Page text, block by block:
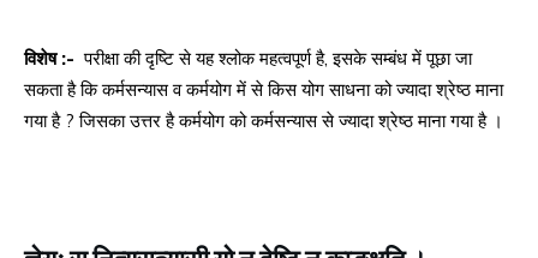
विशेष :- परीक्षा की दृष्टि से यह श्लोक महत्वपूर्ण है, इसके सम्बंध में पूछा जा
सकता है कि कर्मसन्यास व कर्मयोग में से किस योग साधना को ज्यादा श्रेष्ठ माना
गया है ? जिसका उत्तर है कर्मयोग को कर्मसन्यास से ज्यादा श्रेष्ठ माना गया है ।